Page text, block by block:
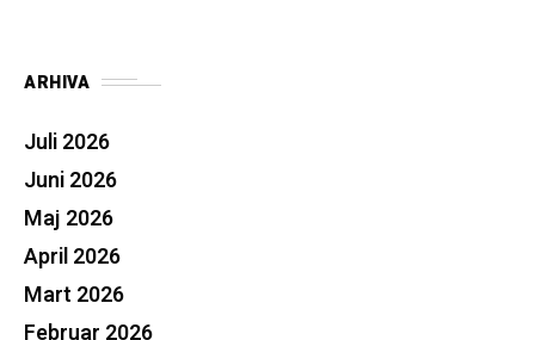
ARHIVA
Juli 2026
Juni 2026
Maj 2026
April 2026
Mart 2026
Februar 2026